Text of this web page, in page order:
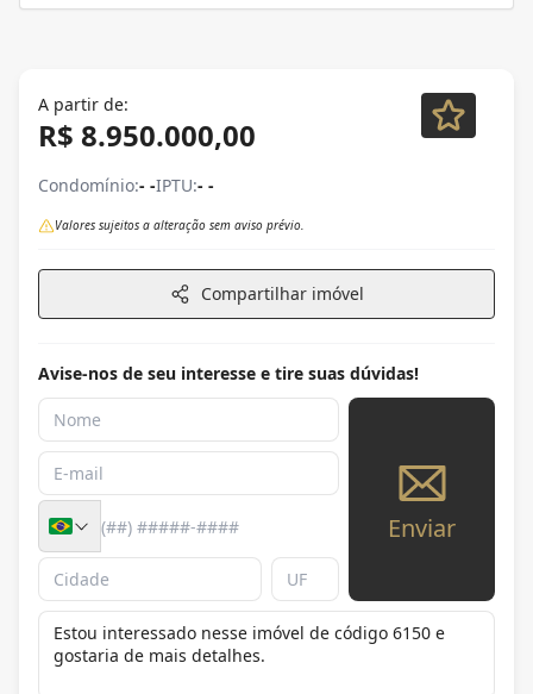
A partir de:
R$ 8.950.000,00
Condomínio:- -IPTU:- -
Valores sujeitos a alteração sem aviso prévio.
Compartilhar imóvel
Avise-nos de seu interesse e tire suas dúvidas!
Enviar